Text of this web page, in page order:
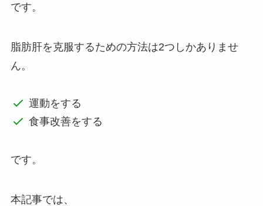
です。
脂肪肝を克服するための方法は2つしかありませ
ん。
運動をする
食事改善をする
です。
本記事では、